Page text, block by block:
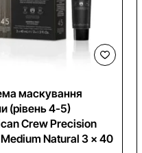
маскування
(рівень 4-5)
Crew Precision
Natural 3 x 40